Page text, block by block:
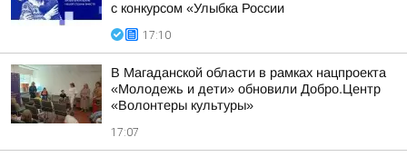
с конкурсом «Улыбка России
17:10
В Магаданской области в рамках нацпроекта
«Молодежь и дети» обновили Добро.Центр
«Волонтеры культуры»
17:07